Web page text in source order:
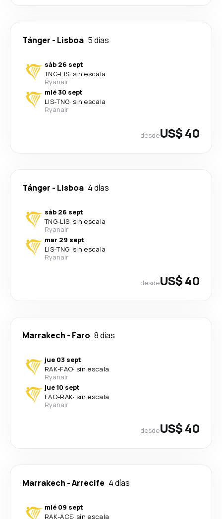
Tánger - Lisboa 5 días
sáb 26 sept
TNG-LIS· sin escala
Ryanair
mié 30 sept
LIS-TNG· sin escala
Ryanair
desdeUS$ 40
Tánger - Lisboa 4 días
sáb 26 sept
TNG-LIS· sin escala
Ryanair
mar 29 sept
LIS-TNG· sin escala
Ryanair
desdeUS$ 40
Marrakech - Faro 8 días
jue 03 sept
RAK-FAO· sin escala
Ryanair
jue 10 sept
FAO-RAK· sin escala
Ryanair
desdeUS$ 40
Marrakech -Arrecife 4 días
mié 09 sept
RAK-ACE· sin escala